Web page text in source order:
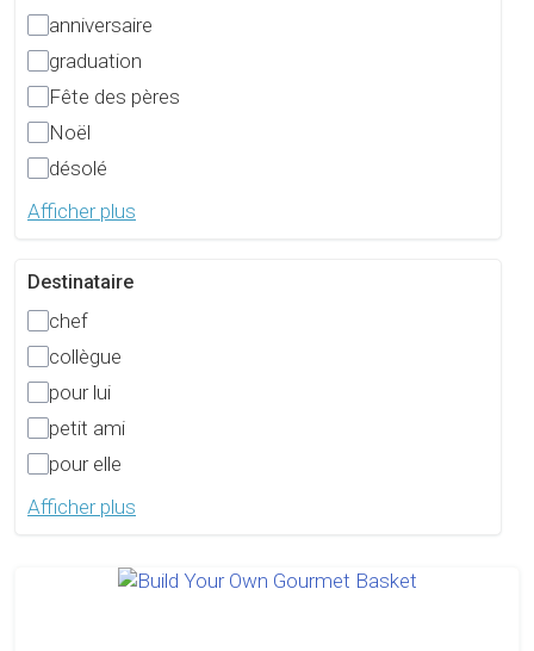
anniversaire
graduation
Fête des pères
Noël
désolé
Afficher plus
Destinataire
chef
collègue
pour lui
petit ami
pour elle
Afficher plus